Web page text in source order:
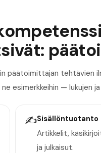
päätoimittajan tehtävien
esimerkkeihin — lukujen
✍️Sisällöntuotanto
Artikkelit,
ja julkaisut.